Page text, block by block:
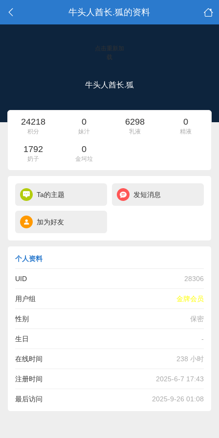
牛头人酋长.狐的资料
点击重新加
载
牛头人酋长.狐
24218
积分
0
妹汁
6298
乳液
0
精液
1792
奶子
0
金坷垃
Ta的主题 发短消息
加为好友
个人资料
UID 28306
用户组 金牌会员
性别 保密
生日 -
在线时间 238 小时
注册时间 2025-6-7 17:43
最后访问 2025-9-26 01:08